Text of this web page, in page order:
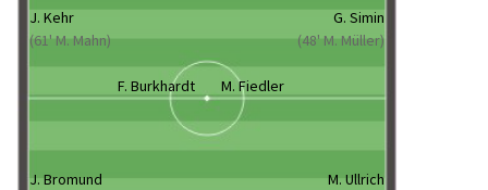
J. Kehr
(61' M. Mahn)
G. Simin
(48' M. Müller)
F. Burkhardt M. Fiedler
J. Bromund M. Ullrich